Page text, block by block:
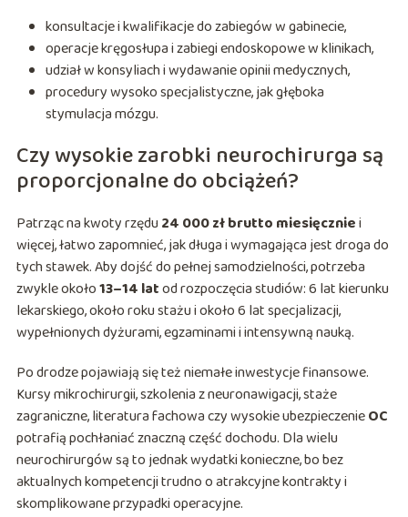
konsultacje i kwalifikacje do zabiegów w gabinecie,
operacje kręgosłupa i zabiegi endoskopowe w klinikach,
udział w konsyliach i wydawanie opinii medycznych,
procedury wysoko specjalistyczne, jak głęboka
stymulacja mózgu.
Czy wysokie zarobki neurochirurga są
proporcjonalne do obciążeń?
Patrząc na kwoty rzędu24 000 zł brutto miesięczniei
więcej, łatwo zapomnieć, jak długa i wymagająca jest droga do
tych stawek. Aby dojść do pełnej samodzielności, potrzeba
zwykle około13–14 latod rozpoczęcia studiów: 6 lat kierunku
lekarskiego, około roku stażu i około 6 lat specjalizacji,
wypełnionych dyżurami, egzaminami i intensywną nauką.
Po drodze pojawiają się też niemałe inwestycje finansowe.
Kursy mikrochirurgii, szkolenia z neuronawigacji, staże
zagraniczne, literatura fachowa czy wysokie ubezpieczenieOC
potrafią pochłaniać znaczną część dochodu. Dla wielu
neurochirurgów są to jednak wydatki konieczne, bo bez
aktualnych kompetencji trudno o atrakcyjne kontrakty i
skomplikowane przypadki operacyjne.